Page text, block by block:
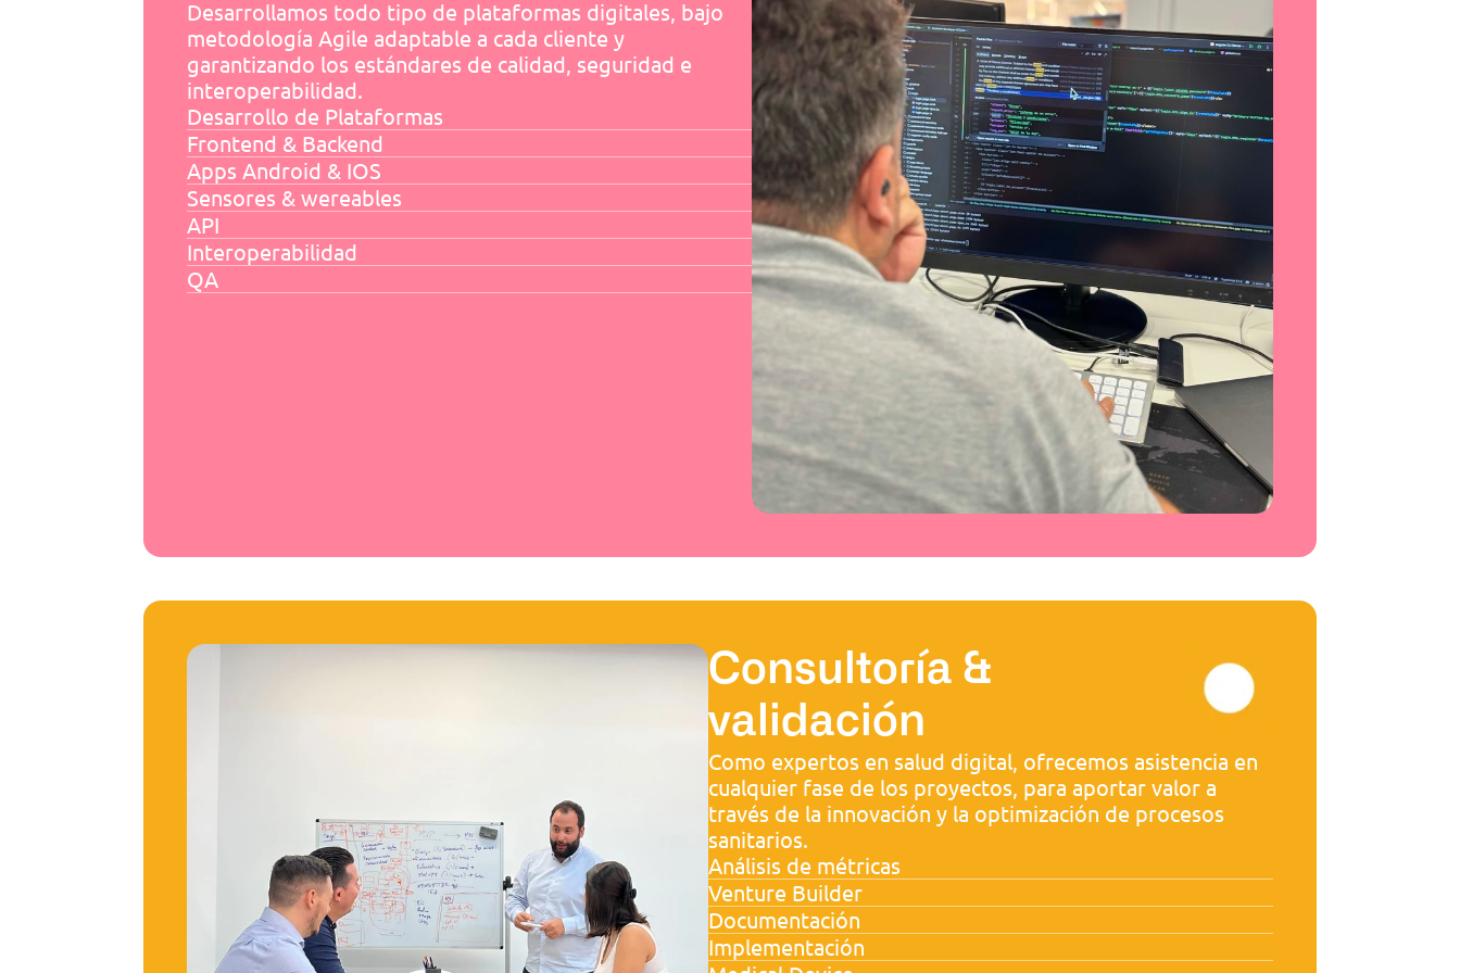
Desarrollamos todo tipo de plataformas digitales, bajo
metodología Agile adaptable a cada cliente y
garantizando los estándares de calidad, seguridad e
interoperabilidad.
Desarrollo de Plataformas
Frontend & Backend
Apps Android & IOS
Sensores & wereables
API
Interoperabilidad
QA
Consultoría &
validación
Como expertos en salud digital, ofrecemos asistencia en
cualquier fase de los proyectos, para aportar valor a
través de la innovación y la optimización de procesos
sanitarios.
Análisis de métricas
Venture Builder
Documentación
Implementación